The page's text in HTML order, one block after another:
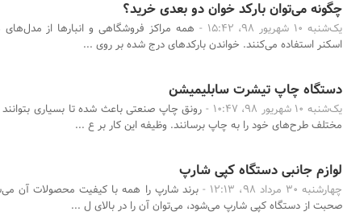
چگونه می‌توان بارکد خوان دو بعدی خرید؟
یک‌شنبه 10 شهریور 98، 15:42 -
همه مراکز فروشگاهی و انبارها از مدل‌های
اسکنر استفاده می‌کنند. خواندن بارکدهای درج شده بر روی ...
دستگاه چاپ تیشرت سابلیمیشن
یک‌شنبه 10 شهریور 98، 10:47 -
رونق چاپ صنعتی باعث شده تا بسیاری
مختلف طرح‌های خود را به چاپ برسانند. وظیفه این کار بر ع ...
لوازم جانبی دستگاه کپی شارپ
چهارشنبه 30 مرداد 98، 12:13 -
برند شارپ را همه با کیفیت محصولات آن
صحبت از دستگاه کپی شارپ می‌شود، می‎‌توان آن را در بالای ل ...